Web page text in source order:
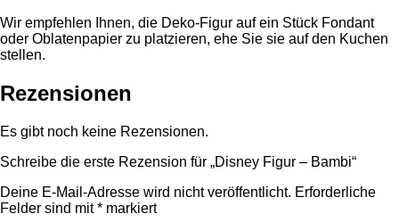
Wir empfehlen Ihnen, die Deko-Figur auf ein Stück Fondant
oder Oblatenpapier zu platzieren, ehe Sie sie auf den Kuchen
stellen.
Rezensionen
Es gibt noch keine Rezensionen.
Schreibe die erste Rezension für „Disney Figur – Bambi“
Deine E-Mail-Adresse wird nicht veröffentlicht. Erforderliche
Felder sind mit* markiert